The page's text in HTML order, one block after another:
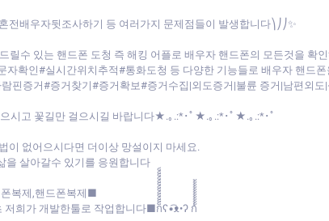
배우자뒷조사하기 등 여러가지 문제점들이 발생합니다⎞⎠⎠✨
릴수 있는 핸드폰 도청 즉 해킹 어플로 배우자 핸드폰의 모든것을 확인
확인#실시간위치추적#통화도청 등 다양한 기능들로 배우자 핸드
핀증거#증거찾기#증거확보#증거수집|외도증거|불륜 증거|남편외
시고 꽃길만 걸으시길 바랍니다★.｡.:*･ﾟ★.｡.:*･ﾟ★.｡.:*･ﾟ
이 없어으시다면 더이상 망설이지 마세요.
을 살아갈수 있기를 응원합니다
복제,핸드폰복제■
희가 개발한툴로 작업합니다■ก็็็็็็็็็็็็็ʕ•͡ᴥ•ʔ ก้้้้้้้้้้้